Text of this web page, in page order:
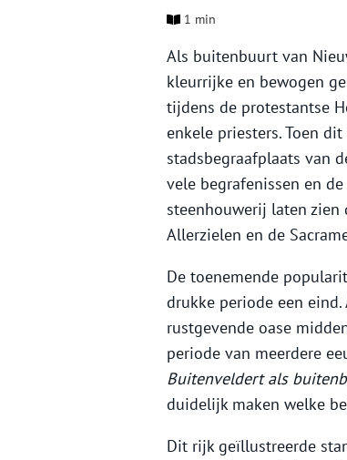
1 min
Als buitenbuurt van
kleurrijke en bewogen
tijdens de protestantse
enkele priesters. Toen
stadsbegraafplaats van
vele begrafenissen en
steenhouwerij laten zien
Allerzielen en de
De toenemende
drukke periode een
rustgevende oase
periode van meerdere
Buitenveldert als
duidelijk maken welke
Dit rijk geïllustreerde